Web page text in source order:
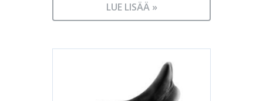
LUE LISÄÄ »